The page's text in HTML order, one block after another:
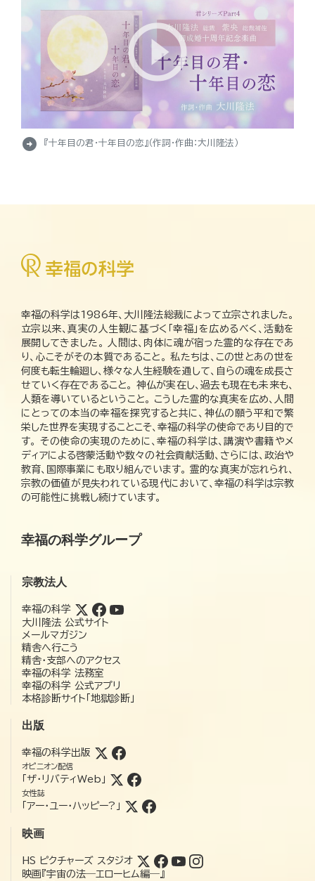
arrow_circle_right 『十年目の君・十年目の恋』（作詞・作曲：大川隆法）
幸福の科学は1986年、大川隆法総裁によって立宗されました。
立宗以来、真実の人生観に基づく「幸福」を広めるべく、活動を
展開してきました。 人間は、肉体に魂が宿った霊的な存在であ
り、心こそがその本質であること。 私たちは、この世とあの世を
何度も転生輪廻し、様々な人生経験を通して、自らの魂を成長さ
せていく存在であること。 神仏が実在し、過去も現在も未来も、
人類を導いているということ。 こうした霊的な真実を広め、人間
にとっての本当の幸福を探究すると共に、神仏の願う平和で繁
栄した世界を実現することこそ、幸福の科学の使命であり目的で
す。 その使命の実現のために、幸福の科学は、講演や書籍やメ
ディアによる啓蒙活動や数々の社会貢献活動、さらには、政治や
教育、国際事業にも取り組んでいます。 霊的な真実が忘れられ、
宗教の価値が見失われている現代において、幸福の科学は宗教
の可能性に挑戦し続けています。
幸福の科学グループ
宗教法人
幸福の科学
大川隆法 公式サイト
メールマガジン
精舎へ行こう
精舎・支部へのアクセス
幸福の科学 法務室
幸福の科学 公式アプリ
本格診断サイト「地獄診断」
出版
幸福の科学出版
オピニオン配信
「ザ・リバティWeb」
女性誌
「アー・ユー・ハッピー?」
映画
HS ピクチャーズ スタジオ
映画『宇宙の法―エローヒム編―』